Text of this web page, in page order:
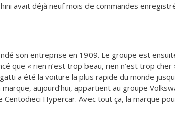
avait déjà neuf mois de commandes
son entreprise en 1909. Le groupe est
que « rien n’est trop beau, rien n’est trop
a été la voiture la plus rapide du monde
marque, aujourd’hui, appartient au groupe
Centodieci Hypercar. Avec tout ça, la marque